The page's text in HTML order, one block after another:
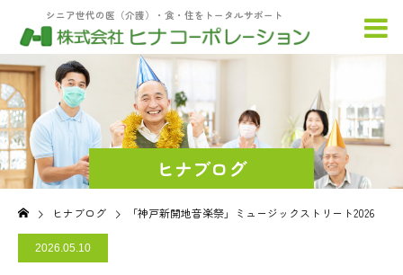
シニア世代の医（介護）・食・住をトータルサポート
ヒナブログ
ヒナブログ 「神戸新開地音楽祭」ミュージックストリート2026
2026.05.10